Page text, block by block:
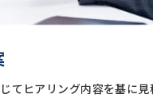
てヒアリング内容を基に